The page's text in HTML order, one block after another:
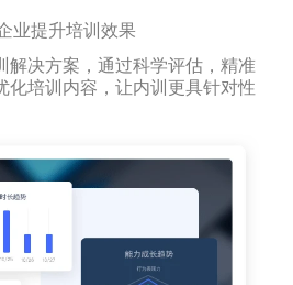
业提升培训效果
解决方案，通过科学评估，精准
化培训内容，让内训更具针对性